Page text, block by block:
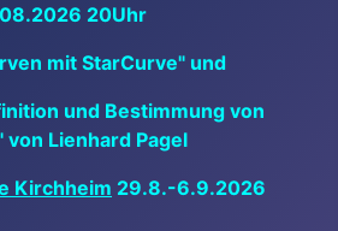
20Uhr
mit StarCurve" und
und Bestimmung von
von Lienhard Pagel
Kirchheim 29.8.-6.9.2026